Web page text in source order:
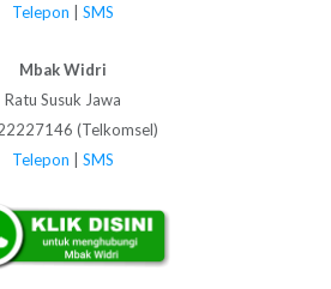
Telepon
SMS
Mbak Widri
Ratu Susuk Jawa
(Telkomsel)
Telepon
SMS